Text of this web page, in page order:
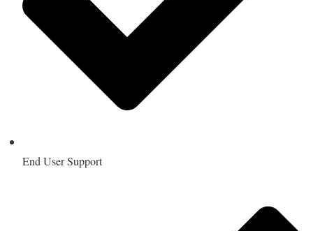
End User Support